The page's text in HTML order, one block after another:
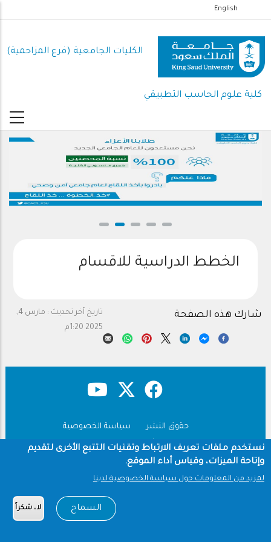
إلى
المحتوى
الرئيسي
English
الكليات الجامعية (فرع المزاحمية)
كلية علوم الحاسب التطبيقي
الخطط الدراسية للاقسام
تاريخ آخر تحديث :
مارس 4,
2025 1:20م
شارك هذه الصفحة
حقوق النشر
سياسة الخصوصية
شروط الاستخدام
Copyright © 1960-2026 جامعة الملك سعود
نستخدم ملفات تعريف الارتباط وتقنيات التتبع الأخرى لتقديم
وإتاحة الميزات، وقياس أداء الموقع.
لمزيد من المعلومات حول سياسة الخصوصية لدينا
السماح لا، شكراً